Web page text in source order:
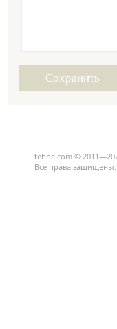
tehne.com ©
Все права защищены.